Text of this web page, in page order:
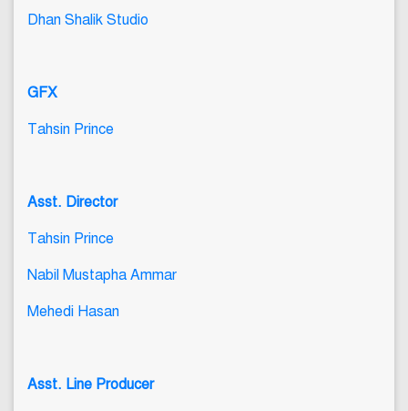
Dhan Shalik Studio
GFX
Tahsin Prince
Asst. Director
Tahsin Prince
Nabil Mustapha Ammar
Mehedi Hasan
Asst. Line Producer